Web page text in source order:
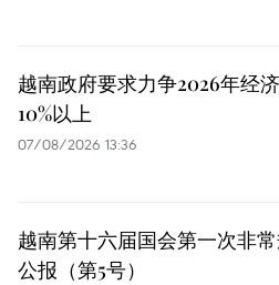
越南政府要求力争2026年经
10%以上
07/08/2026 13:36
越南第十六届国会第一次非
公报（第5号）